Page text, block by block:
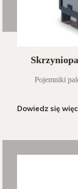
Pojemniki
Dowiedz się